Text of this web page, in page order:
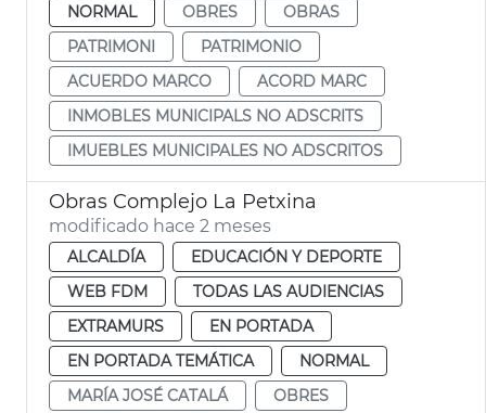
NORMAL
OBRES
OBRAS
PATRIMONI
PATRIMONIO
ACUERDO MARCO
ACORD MARC
INMOBLES MUNICIPALS NO ADSCRITS
IMUEBLES MUNICIPALES NO ADSCRITOS
Obras Complejo La Petxina
modificado hace 2 meses
ALCALDÍA
EDUCACIÓN Y DEPORTE
WEB FDM
TODAS LAS AUDIENCIAS
EXTRAMURS
EN PORTADA
EN PORTADA TEMÁTICA
NORMAL
MARÍA JOSÉ CATALÁ
OBRES